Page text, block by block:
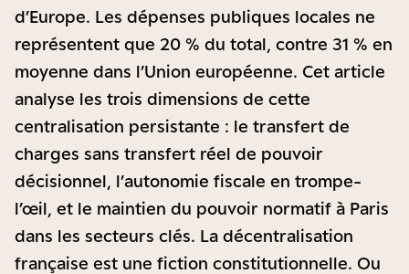
d’Europe. Les dépenses publiques locales ne
représentent que 20 % du total, contre 31 % en
moyenne dans l’Union européenne. Cet article
analyse les trois dimensions de cette
centralisation persistante : le transfert de
charges sans transfert réel de pouvoir
décisionnel, l’autonomie fiscale en trompe-
l’œil, et le maintien du pouvoir normatif à Paris
dans les secteurs clés. La décentralisation
française est une fiction constitutionnelle. Ou